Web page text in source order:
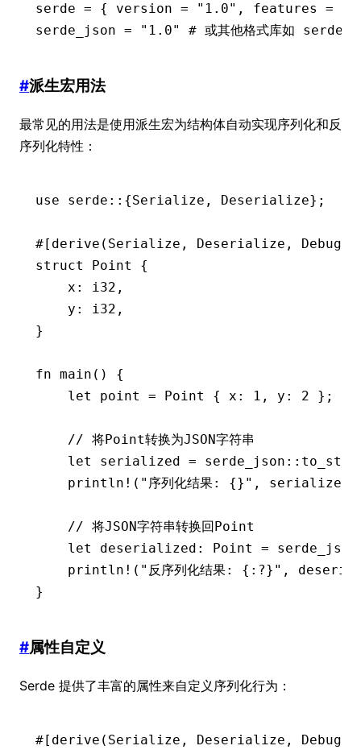
serde = { version = "1.0" , features =
serde_json = "1.0" # 或其他格式库如
#派生宏用法
最常见的用法是使用派生宏为结构体自动实现序列化和反
序列化特性：
use serde :: {Serialize , Deserialize};
#[derive( Serialize , Deserialize , Debug
struct
Point
{
    x
: i32 ,
    y
: i32 ,
}
fn main () {
    let
point = Point { x : 1 , y : 2 };
    // 将Point转换为JSON字符串
    let
serialized = serde_json ::
    println!
( "序列化结果: {}" ,
    // 将JSON字符串转换回Point
    let
deserialized : Point = serde_json
    println!
( "反序列化结果: {:?}" ,
}
#属性自定义
Serde 提供了丰富的属性来自定义序列化行为：
#[derive( Serialize , Deserialize , Debug